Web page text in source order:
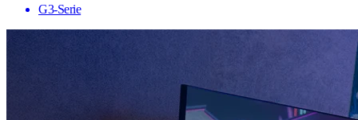
G3-Serie